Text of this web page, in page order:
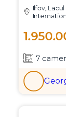
Ilfov,
7